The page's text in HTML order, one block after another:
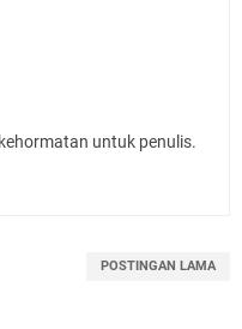
untuk penulis.
POSTINGAN LAMA